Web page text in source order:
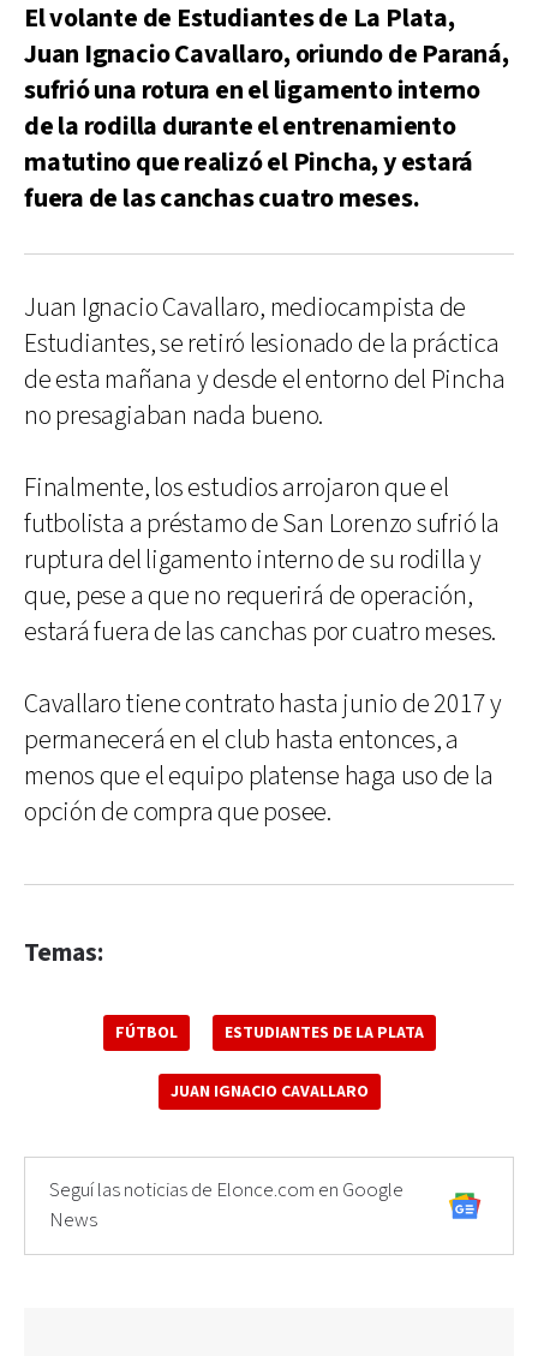
El volante de Estudiantes de La Plata,
Juan Ignacio Cavallaro, oriundo de Paraná,
sufrió una rotura en el ligamento interno
de la rodilla durante el entrenamiento
matutino que realizó el Pincha, y estará
fuera de las canchas cuatro meses.
Juan Ignacio Cavallaro, mediocampista de
Estudiantes, se retiró lesionado de la práctica
de esta mañana y desde el entorno del Pincha
no presagiaban nada bueno.
Finalmente, los estudios arrojaron que el
futbolista a préstamo de San Lorenzo sufrió la
ruptura del ligamento interno de su rodilla y
que, pese a que no requerirá de operación,
estará fuera de las canchas por cuatro meses.
Cavallaro tiene contrato hasta junio de 2017 y
permanecerá en el club hasta entonces, a
menos que el equipo platense haga uso de la
opción de compra que posee.
Temas:
FÚTBOL ESTUDIANTES DE LA PLATA
JUAN IGNACIO CAVALLARO
Seguí las noticias de Elonce.com en Google
News